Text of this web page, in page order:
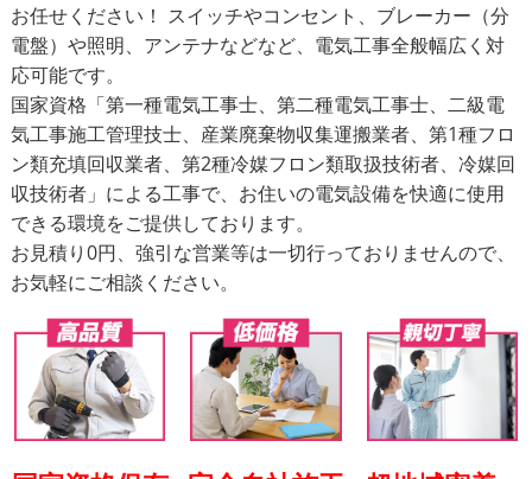
お任せください！ スイッチやコンセント、ブレーカー（分
電盤）や照明、アンテナなどなど、電気工事全般幅広く対
応可能です。
国家資格「第一種電気工事士、第二種電気工事士、二級電
気工事施工管理技士、産業廃棄物収集運搬業者、第1種フロ
ン類充填回収業者、第2種冷媒フロン類取扱技術者、冷媒回
収技術者」による工事で、お住いの電気設備を快適に使用
できる環境をご提供しております。
お見積り0円、強引な営業等は一切行っておりませんので、
お気軽にご相談ください。